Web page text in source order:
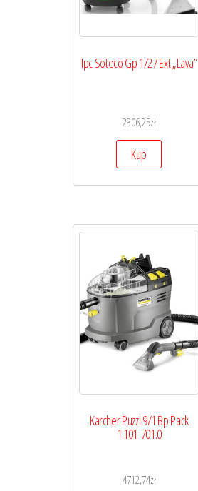
Ipc Soteco Gp 1/27 Ext „Lava”
2306,25zł
Kup
Karcher Puzzi 9/1 Bp Pack
1.101-701.0
4712,74zł